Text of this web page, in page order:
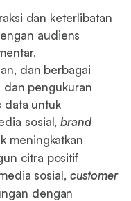
dan keterlibatan
audiens
dan berbagai
dan pengukuran
data untuk
sosial,brand
meningkatkan
citra positif
sosial, customer
dengan